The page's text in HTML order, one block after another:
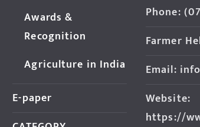
Awards &
Recognition
Agriculture in India
E-paper
Phone:
Farmer
Email:
Website:
https://